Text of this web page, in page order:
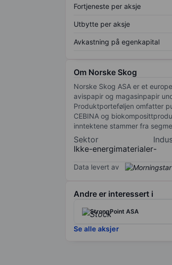
Fortjeneste per aksje
Utbytte per aksje
Avkastning på egenkapital
Om Norske Skog
Norske Skog ASA er et
avispapir og magasinpapir
Produktporteføljen omfatter
CEBINA og
inntektene stammer fra
Sektor
Ikke-energimaterialer-
Data levert av
Andre er interessert i
StrongPoint ASA
Se alle aksjer